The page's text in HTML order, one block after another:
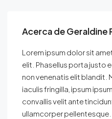
Acerca de Geraldine
Lorem ipsum dolor sit
elit. Phasellus porta justo
non venenatis elit blandit.
iaculis fringilla, ipsum
convallis velit ante
ullamcorper pellentesque.